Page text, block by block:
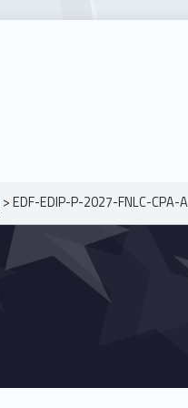
>EDF-EDIP-P-2027-FNLC-CPA-